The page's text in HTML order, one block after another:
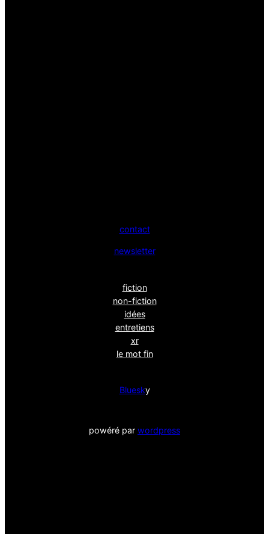
contact
newsletter
fiction
non-fiction
idées
entretiens
xr
le mot fin
Bluesky
powéré par wordpress